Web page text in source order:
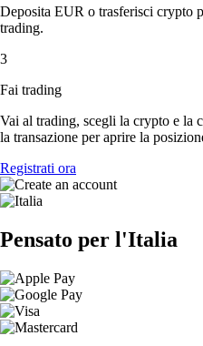
Deposita EUR o trasferisci crypto
trading.
3
Fai trading
Vai al trading, scegli la crypto e la
la transazione per aprire la
Registrati ora
Pensato per l'Italia